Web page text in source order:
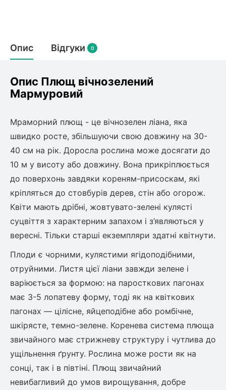
Мушмула
Нектарин
Алича
Айва
Хурма
Шовковиця
Абрикос
Обліпиха
Кизил
Диплоидная слива
Актинідія
Ірга
Ківі
Декоративні кущі
Рододендрон
Бересклет
Барбарис
Пухироплідник
Спірея
Азалія
Дерен
Штамбові троянди
Бузок
Жасмин (Чубушник)
Будлея
Лавровишня
Бобовник (Жерновець)
Калина
Піраканта
Бузина
Багаторічні рослини
Молодило (Кам'яні троянди)
М'ята
Лаванда
Бамбук
Садова техніка
Граблі тракторні
Картоплесаджалки
Картоплекопалки
Роторні косарки
Навантажувачі
Опис Відгуки 0
Опис Плющ вічнозелений
Мармуровий
Мраморний плющ - це вічнозелен ліана, яка
швидко росте, збільшуючи свою довжину на 30-
40 см на рік. Доросла рослина може досягати до
10 м у висоту або довжину. Вона прикріплюється
до поверхонь завдяки кореням-присоскам, які
кріпляться до стовбурів дерев, стін або огорож.
Квіти мають дрібні, жовтувато-зелені кулясті
суцвіття з характерним запахом і з’являються у
вересні. Тільки старші екземпляри здатні квітнути.
Плоди є чорними, кулястими ягідоподібними,
отруйними. Листя цієї ліани завжди зелене і
варіюється за формою: на паросткових пагонах
має 3-5 лопатеву форму, тоді як на квіткових
пагонах — цілісне, яйцеподібне або ромбічне,
шкірясте, темно-зелене. Коренева система плюща
звичайного має стрижневу структуру і чутлива до
ущільнення ґрунту. Рослина може рости як на
сонці, так і в півтіні. Плющ звичайний
невибагливий до умов вирощування, добре